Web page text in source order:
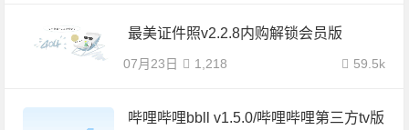
最美证件照v2.2.8内购解锁会员版
07月23日 59.5k
1,218
哔哩哔哩bbll v1.5.0/哔哩哔哩第三方tv版